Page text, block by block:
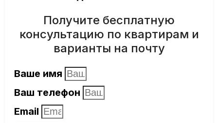
Получите бесплатную
консультацию по квартирам и
варианты на почту
Ваше имя
Ваш телефон
Email